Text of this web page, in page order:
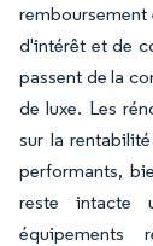
remboursement
d'intérêt et de
passent de la
de luxe. Les
sur la
performants,
reste intacte
équipements